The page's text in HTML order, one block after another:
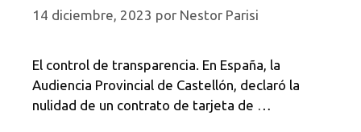
14 diciembre, 2023 por Nestor Parisi
El control de transparencia. En España, la
Audiencia Provincial de Castellón, declaró la
nulidad de un contrato de tarjeta de …